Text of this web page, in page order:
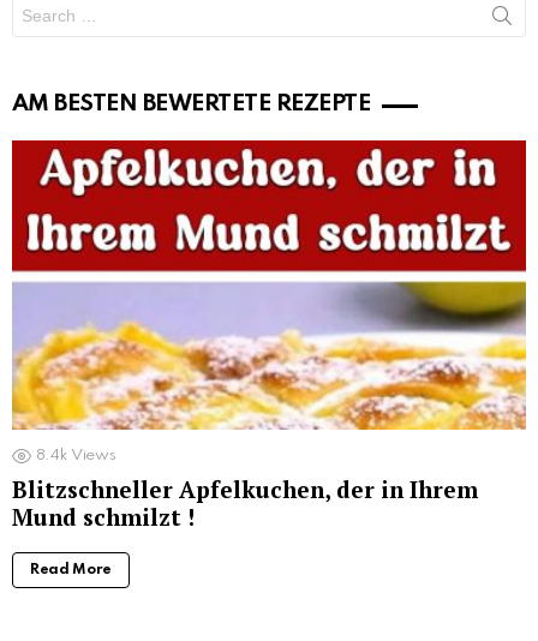
for:
AM BESTEN BEWERTETE REZEPTE
8.4k Views
Blitzschneller Apfelkuchen, der in Ihrem
Mund schmilzt !
Read More